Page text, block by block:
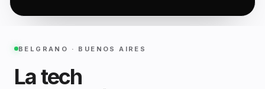
BELGRANO · BUENOS AIRES
La tech